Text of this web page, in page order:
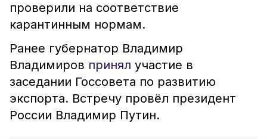
проверили на соответствие
карантинным нормам.
Ранее губернатор Владимир
Владимиров принял участие в
заседании Госсовета по развитию
экспорта. Встречу провёл президент
России Владимир Путин.